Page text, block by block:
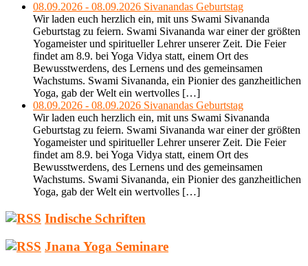
08.09.2026 - 08.09.2026 Sivanandas Geburtstag
Wir laden euch herzlich ein, mit uns Swami Sivananda
Geburtstag zu feiern. Swami Sivananda war einer der größten
Yogameister und spiritueller Lehrer unserer Zeit. Die Feier
findet am 8.9. bei Yoga Vidya statt, einem Ort des
Bewusstwerdens, des Lernens und des gemeinsamen
Wachstums. Swami Sivananda, ein Pionier des ganzheitlichen
Yoga, gab der Welt ein wertvolles […]
08.09.2026 - 08.09.2026 Sivanandas Geburtstag
Wir laden euch herzlich ein, mit uns Swami Sivananda
Geburtstag zu feiern. Swami Sivananda war einer der größten
Yogameister und spiritueller Lehrer unserer Zeit. Die Feier
findet am 8.9. bei Yoga Vidya statt, einem Ort des
Bewusstwerdens, des Lernens und des gemeinsamen
Wachstums. Swami Sivananda, ein Pionier des ganzheitlichen
Yoga, gab der Welt ein wertvolles […]
Indische Schriften
Jnana Yoga Seminare